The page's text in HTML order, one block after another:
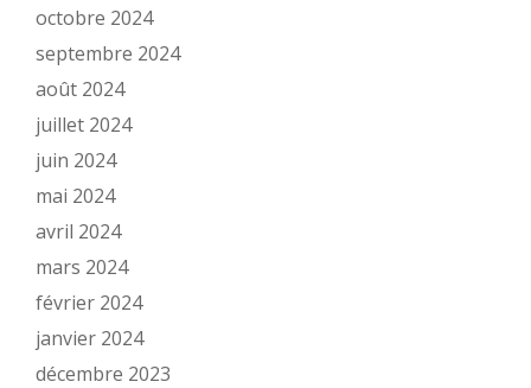
octobre 2024
septembre 2024
août 2024
juillet 2024
juin 2024
mai 2024
avril 2024
mars 2024
février 2024
janvier 2024
décembre 2023